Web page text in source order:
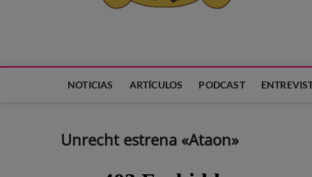
NOTICIAS ARTÍCULOS PODCAST
Unrecht estrena «Ataon»